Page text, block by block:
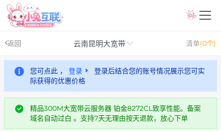
返回 云南昆明大宽带 清单(0个)
您可点此 ， 登录
登录后结合您的账号情况展示您可实
际获得的优惠价格
精品300M大宽带云服务器 铂金8272CL致享性能。备案
域名自动过白 。支持7天无理由按天退款，放心下单